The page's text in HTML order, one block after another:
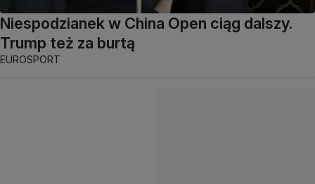
Niespodzianek w China Open ciąg dalszy.
Trump też za burtą
EUROSPORT